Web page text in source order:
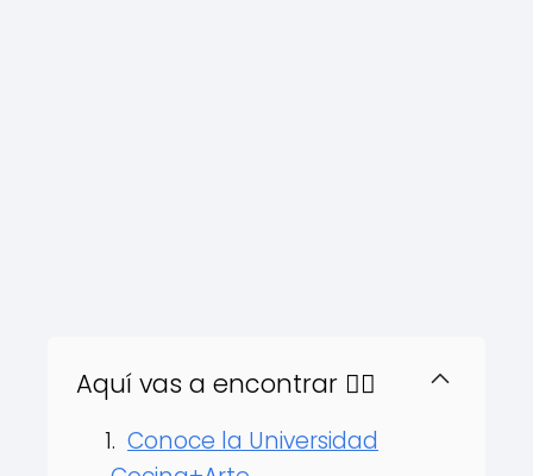
Aquí vas a encontrar 👇🏻
Conoce la Universidad